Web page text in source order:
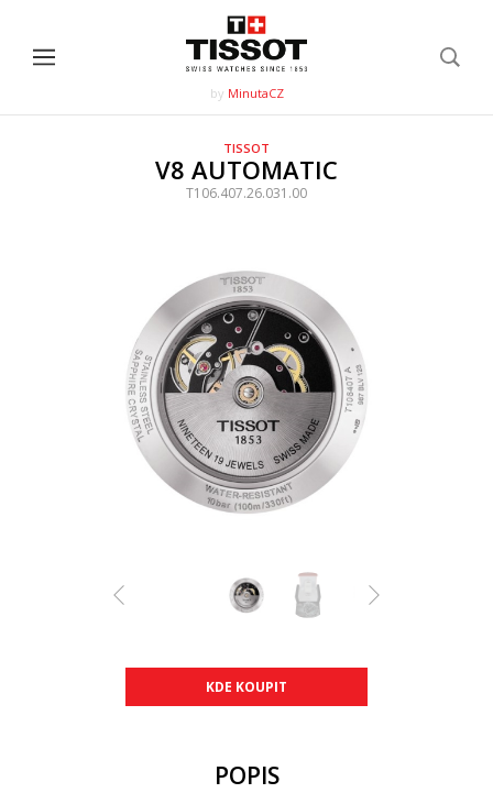
by MinutaCZ
TISSOT
V8 AUTOMATIC
T106.407.26.031.00
KDE KOUPIT
POPIS